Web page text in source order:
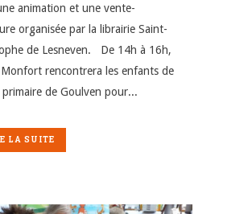
animation et une vente-
organisée par la librairie Saint-
de Lesneven. De 14h à 16h,
rencontrera les enfants de
primaire de Goulven pour...
LA SUITE